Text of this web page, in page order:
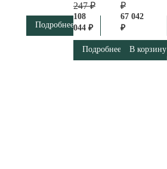
Подробнее
247 ₽
108
044 ₽
Подробнее
₽
67 042
₽
В корзину